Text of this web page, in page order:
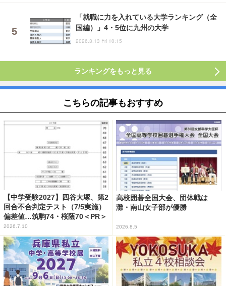
「就職に力を入れている大学ランキング（全
国編）」4・5位に九州の大学
2026.3.13 Fri 10:15
ランキングをもっと見る
こちらの記事もおすすめ
【中学受験2027】四谷大塚、第2
回合不合判定テスト（7/5実施）
偏差値…筑駒74・桜蔭70＜PR＞
2026.7.10
高校囲碁全国大会、団体戦は
灘・南山女子部が優勝
2026.8.5